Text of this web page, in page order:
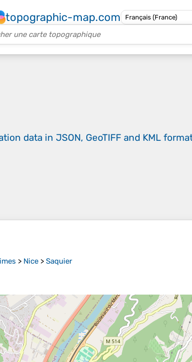
topographic-map.com
data in JSON, GeoTIFF and KML
> Nice > Saquier